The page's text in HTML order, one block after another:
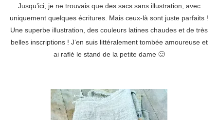
Jusqu’ici, je ne trouvais que des sacs sans illustration, avec
uniquement quelques écritures. Mais ceux-là sont juste parfaits !
Une superbe illustration, des couleurs latines chaudes et de très
belles inscriptions ! J’en suis littéralement tombée amoureuse et
ai raflé le stand de la petite dame 🙂